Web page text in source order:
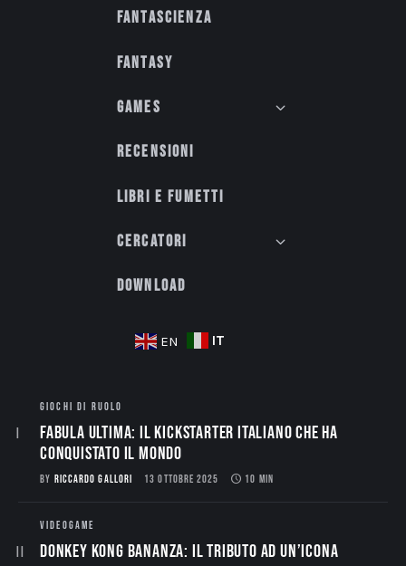
Fantascienza
Fantasy
Games
Recensioni
Libri e fumetti
Cercatori
Download
EN IT
GIOCHI DI RUOLO
Fabula Ultima: il Kickstarter italiano che ha
conquistato il mondo
BY RICCARDO GALLORI 13 OTTOBRE 2025 10 MIN
VIDEOGAME
Donkey Kong Bananza: Il Tributo ad un’Icona